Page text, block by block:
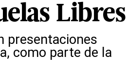
Libres
presentaciones
como parte de la